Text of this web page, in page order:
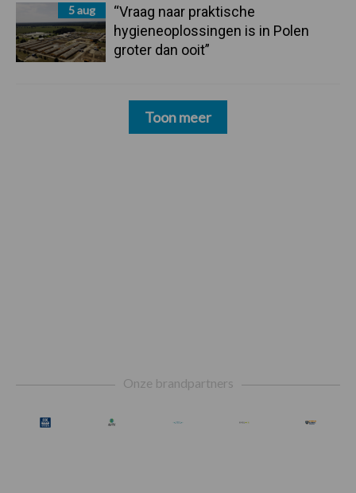
5 aug
“Vraag naar praktische
hygieneoplossingen is in Polen
groter dan ooit”
Toon meer
Onze brandpartners